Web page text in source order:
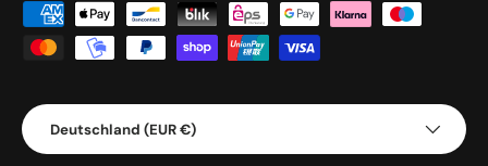
Zahlungsmethoden
Land/Region
Deutschland (EUR €)